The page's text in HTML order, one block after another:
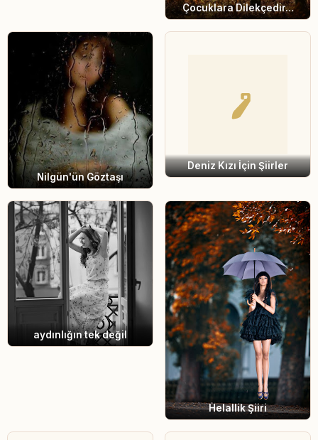
Çocuklara Dilekçedir…
Nilgün'ün Göztaşı
Deniz Kızı İçin Şiirler
aydınlığın tek değil
Helallik Şiiri